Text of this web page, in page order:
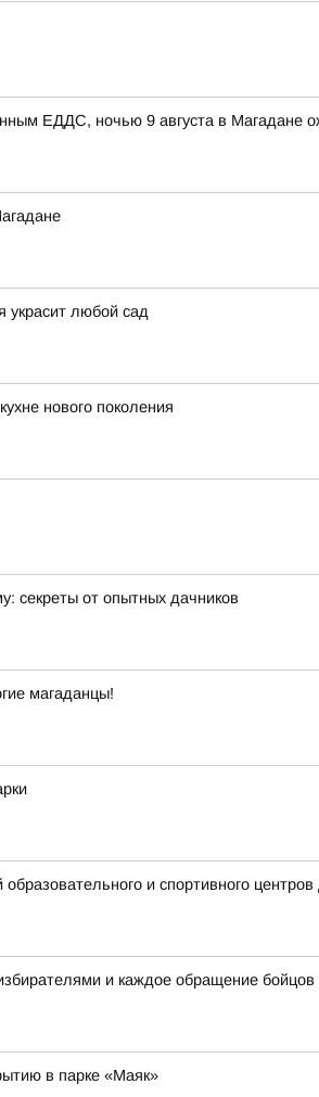
ЕДДС, ночью 9 августа в Магадане
украсит любой сад
нового поколения
секреты от опытных дачников
магаданцы!
и спортивного
и каждое обращение
в парке «Маяк»